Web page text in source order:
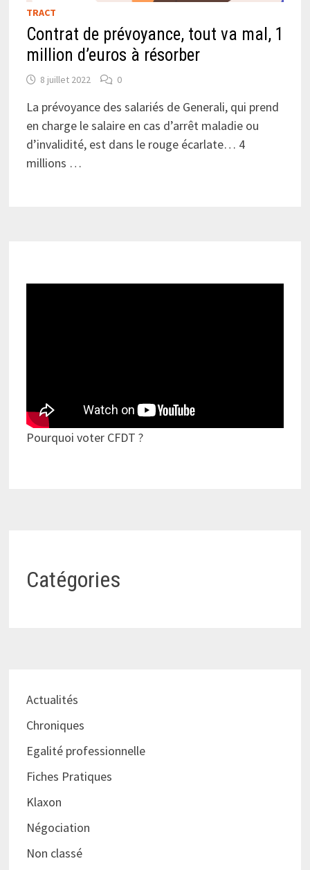
TRACT
Contrat de prévoyance, tout va mal, 1
million d’euros à résorber
8 juillet 2022 0
La prévoyance des salariés de Generali, qui prend
en charge le salaire en cas d’arrêt maladie ou
d’invalidité, est dans le rouge écarlate… 4
millions …
Pourquoi voter CFDT ?
Catégories
Actualités
Chroniques
Egalité professionnelle
Fiches Pratiques
Klaxon
Négociation
Non classé